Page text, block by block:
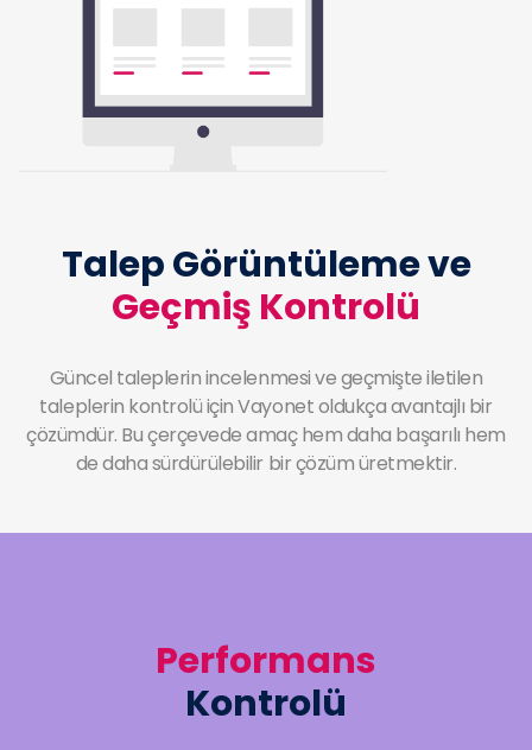
Talep Görüntüleme ve
Geçmiş Kontrolü
Güncel taleplerin incelenmesi ve geçmişte iletilen
taleplerin kontrolü için Vayonet oldukça avantajlı bir
çözümdür. Bu çerçevede amaç hem daha başarılı hem
de daha sürdürülebilir bir çözüm üretmektir.
Performans
Kontrolü